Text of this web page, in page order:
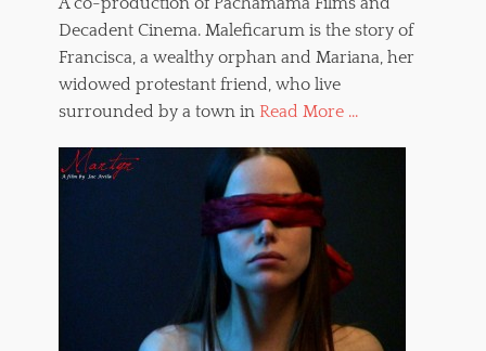
Decadent Cinema. Maleficarum is the story of
Francisca, a wealthy orphan and Mariana, her
widowed protestant friend, who live
surrounded by a town in Read More ...